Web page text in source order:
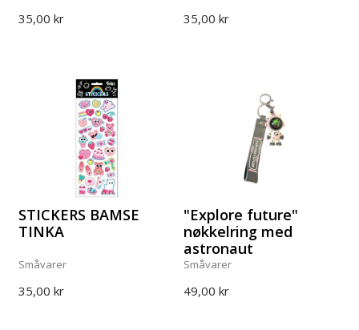
35,00 kr 35,00 kr
STICKERS BAMSE
TINKA
Småvarer
35,00 kr
"Explore future"
nøkkelring med
astronaut
Småvarer
49,00 kr